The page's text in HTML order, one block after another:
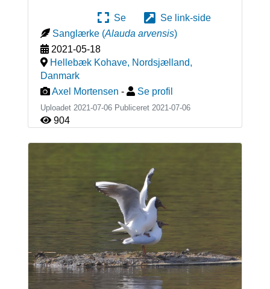
Se
Se link-side
Sanglærke (Alauda arvensis)
2021-05-18
Hellebæk Kohave, Nordsjælland,
Danmark
Axel Mortensen - Se profil
Uploadet 2021-07-06 Publiceret 2021-07-06
904